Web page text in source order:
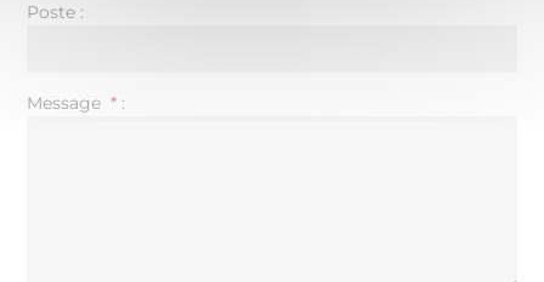
Poste :
Message * :